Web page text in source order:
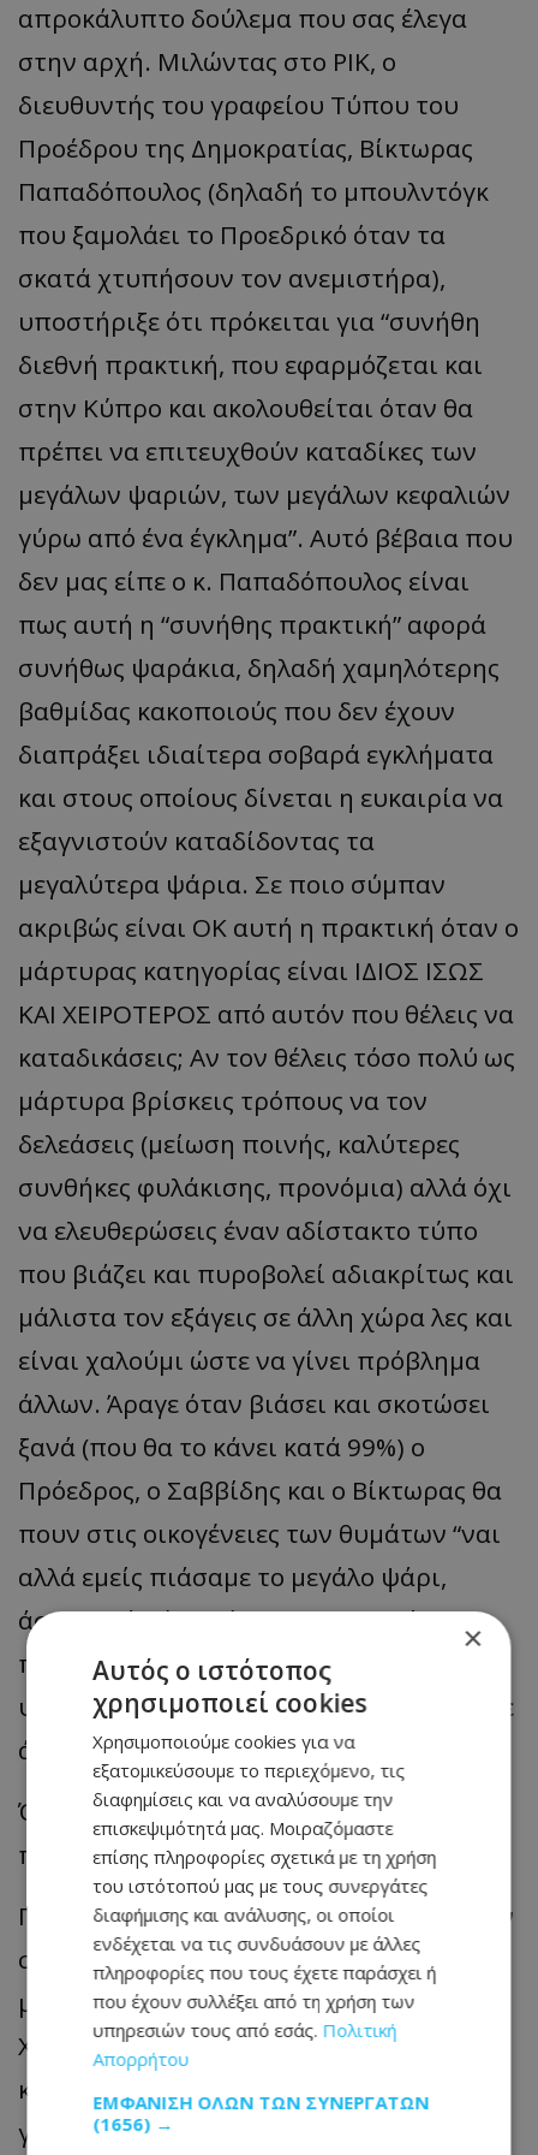
απροκάλυπτο δούλεμα που σας έλεγα
στην αρχή. Μιλώντας στο ΡΙΚ, ο
διευθυντής του γραφείου Τύπου του
Προέδρου της Δημοκρατίας, Βίκτωρας
Παπαδόπουλος (δηλαδή το μπουλντόγκ
που ξαμολάει το Προεδρικό όταν τα
σκατά χτυπήσουν τον ανεμιστήρα),
υποστήριξε ότι πρόκειται για “συνήθη
διεθνή πρακτική, που εφαρμόζεται και
στην Κύπρο και ακολουθείται όταν θα
πρέπει να επιτευχθούν καταδίκες των
μεγάλων ψαριών, των μεγάλων κεφαλιών
γύρω από ένα έγκλημα”. Αυτό βέβαια που
δεν μας είπε ο κ. Παπαδόπουλος είναι
πως αυτή η “συνήθης πρακτική” αφορά
συνήθως ψαράκια, δηλαδή χαμηλότερης
βαθμίδας κακοποιούς που δεν έχουν
διαπράξει ιδιαίτερα σοβαρά εγκλήματα
και στους οποίους δίνεται η ευκαιρία να
εξαγνιστούν καταδίδοντας τα
μεγαλύτερα ψάρια. Σε ποιο σύμπαν
ακριβώς είναι ΟΚ αυτή η πρακτική όταν ο
μάρτυρας κατηγορίας είναι ΙΔΙΟΣ ΙΣΩΣ
ΚΑΙ ΧΕΙΡΟΤΕΡΟΣ από αυτόν που θέλεις να
καταδικάσεις; Αν τον θέλεις τόσο πολύ ως
μάρτυρα βρίσκεις τρόπους να τον
δελεάσεις (μείωση ποινής, καλύτερες
συνθήκες φυλάκισης, προνόμια) αλλά όχι
να ελευθερώσεις έναν αδίστακτο τύπο
που βιάζει και πυροβολεί αδιακρίτως και
μάλιστα τον εξάγεις σε άλλη χώρα λες και
είναι χαλούμι ώστε να γίνει πρόβλημα
άλλων. Άραγε όταν βιάσει και σκοτώσει
ξανά (που θα το κάνει κατά 99%) ο
Πρόεδρος, ο Σαββίδης και ο Βίκτωρας θα
πουν στις οικογένειες των θυμάτων “ναι
αλλά εμείς πιάσαμε το μεγάλο ψάρι,
άσχετα εάν ήταν ήδη στο ενυδρείο με
πέντε φορές ισόβια”; Ή μήπως
ψιλοχεστήκαμε επειδή αυτό θα συμβεί σε
άλλη χώρα;
Όπως σας είπα δεν κρατούν ούτε καν τα
προσχήματα.
Πραγματικά δεν μπορώ να φανταστώ τον
σκοπό που μπορεί να αγιάζειαυτά
μέσα. Μπορεί να παρήγγειλαν
Χάμπουργκερ κι αντί για delivery να
κατάλαβαν takeaway. Και χωρίς πατάτες
γιατί η Νομική Υπηρεσία έχει ήδη
×
Αυτός ο ιστότοπος
χρησιμοποιεί cookies
Χρησιμοποιούμε cookies για να
εξατομικεύσουμε το περιεχόμενο, τις
διαφημίσεις και να αναλύσουμε την
επισκεψιμότητά μας. Μοιραζόμαστε
επίσης πληροφορίες σχετικά με τη χρήση
του ιστότοπού μας με τους συνεργάτες
διαφήμισης και ανάλυσης, οι οποίοι
ενδέχεται να τις συνδυάσουν με άλλες
πληροφορίες που τους έχετε παράσχει ή
που έχουν συλλέξει από τη χρήση των
υπηρεσιών τους από εσάς. Πολιτική
Απορρήτου
ΕΜΦΆΝΙΣΗ ΌΛΩΝ ΤΩΝ ΣΥΝΕΡΓΑΤΏΝ
(1656) →